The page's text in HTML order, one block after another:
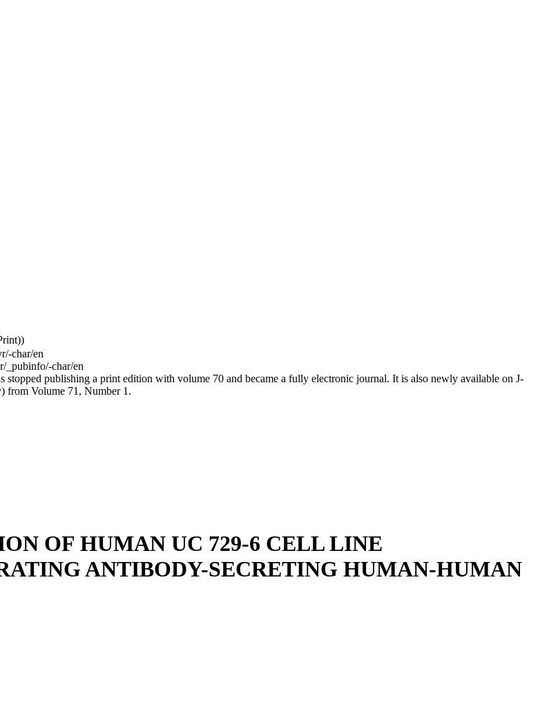
char/en
_pubinfo/-char/en
stopped publishing a print edition with volume 70 and became a fully electronic journal. It is also newly available on J-
from Volume 71, Number 1.
OF HUMAN UC 729-6 CELL LINE
ANTIBODY-SECRETING HUMAN-HUMAN